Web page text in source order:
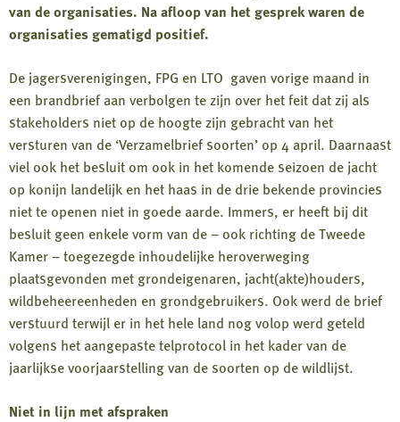
van de organisaties. Na afloop van het gesprek waren de
organisaties gematigd positief.
De jagersverenigingen, FPG en LTO gaven vorige maand in
een brandbrief aan verbolgen te zijn over het feit dat zij als
stakeholders niet op de hoogte zijn gebracht van het
versturen van de ‘Verzamelbrief soorten’ op 4 april. Daarnaast
viel ook het besluit om ook in het komende seizoen de jacht
op konijn landelijk en het haas in de drie bekende provincies
niet te openen niet in goede aarde. Immers, er heeft bij dit
besluit geen enkele vorm van de – ook richting de Tweede
Kamer – toegezegde inhoudelijke heroverweging
plaatsgevonden met grondeigenaren, jacht(akte)houders,
wildbeheereenheden en grondgebruikers. Ook werd de brief
verstuurd terwijl er in het hele land nog volop werd geteld
volgens het aangepaste telprotocol in het kader van de
jaarlijkse voorjaarstelling van de soorten op de wildlijst.
Niet in lijn met afspraken